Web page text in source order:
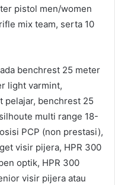
pistol men/women
mix team, serta 10
benchrest 25 meter
light varmint,
pelajar, benchrest 25
multi range 18-
PCP (non prestasi),
visir pijera, HPR 300
optik, HPR 300
visir pijera atau